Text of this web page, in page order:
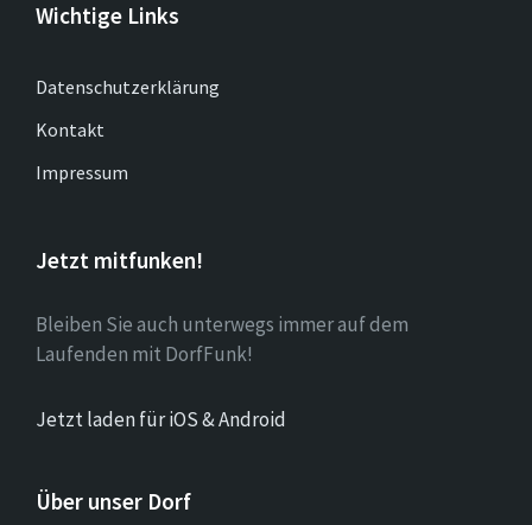
Wichtige Links
Datenschutzerklärung
Kontakt
Impressum
Jetzt mitfunken!
Bleiben Sie auch unterwegs immer auf dem
Laufenden mit DorfFunk!
Jetzt laden für iOS & Android
Über unser Dorf